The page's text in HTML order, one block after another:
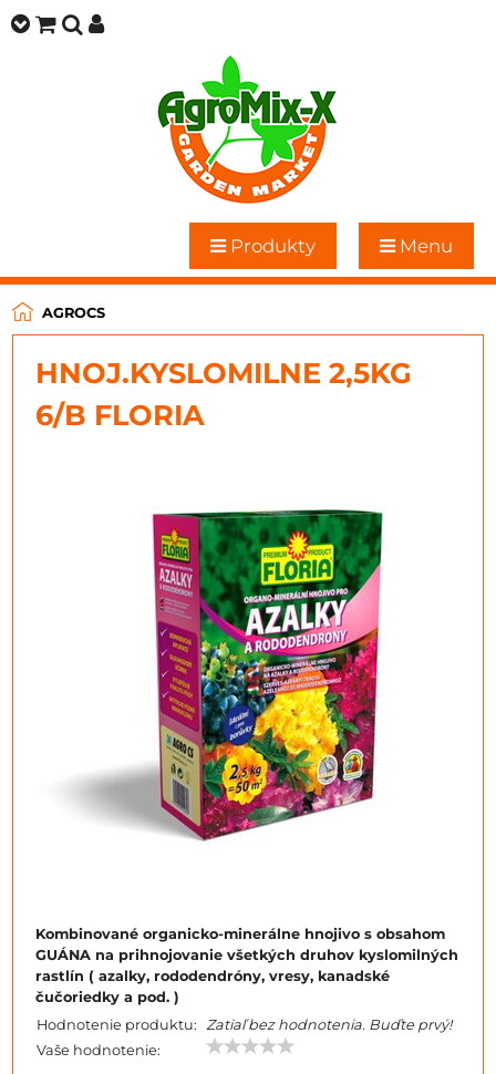
Produkty Menu
AGROCS
HNOJ.KYSLOMILNE 2,5KG
6/B FLORIA
Kombinované organicko-minerálne hnojivo s obsahom
GUÁNA na prihnojovanie všetkých druhov kyslomilných
rastlín ( azalky, rododendróny, vresy, kanadské
čučoriedky a pod. )
Hodnotenie produktu: Zatiaľ bez hodnotenia. Buďte prvý!
Vaše hodnotenie: